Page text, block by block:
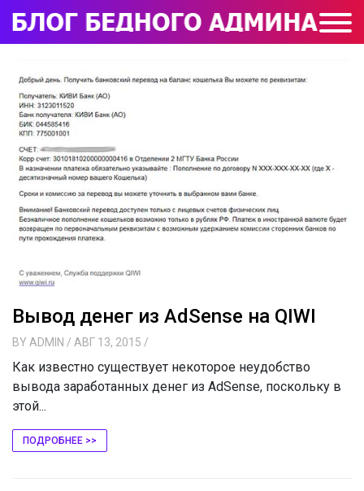
Вывод денег из AdSense на QIWI
BY ADMIN / АВГ 13, 2015 /
Как известно существует некоторое неудобство
вывода заработанных денег из AdSense, поскольку в
этой...
ПОДРОБНЕЕ >>